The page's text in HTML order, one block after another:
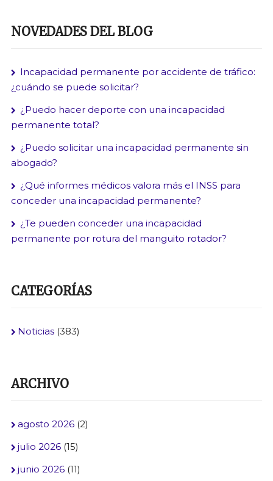
NOVEDADES DEL BLOG
Incapacidad permanente por accidente de tráfico:
¿cuándo se puede solicitar?
¿Puedo hacer deporte con una incapacidad
permanente total?
¿Puedo solicitar una incapacidad permanente sin
abogado?
¿Qué informes médicos valora más el INSS para
conceder una incapacidad permanente?
¿Te pueden conceder una incapacidad
permanente por rotura del manguito rotador?
CATEGORÍAS
Noticias(383)
ARCHIVO
agosto 2026(2)
julio 2026(15)
junio 2026(11)